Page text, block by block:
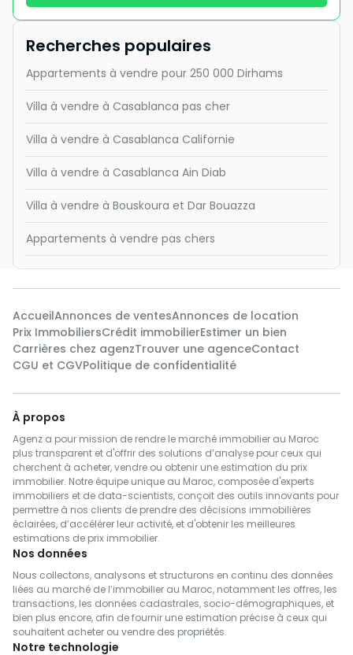
Recherches populaires
Appartements à vendre pour 250 000 Dirhams
Villa à vendre à Casablanca pas cher
Villa à vendre à Casablanca Californie
Villa à vendre à Casablanca Ain Diab
Villa à vendre à Bouskoura et Dar Bouazza
Appartements à vendre pas chers
AccueilAnnonces de ventesAnnonces de location
Prix ImmobiliersCrédit immobilierEstimer un bien
Carrières chez agenzTrouver une agenceContact
CGU et CGVPolitique de confidentialité
À propos
Agenz a pour mission de rendre le marché immobilier au Maroc
plus transparent et d'offrir des solutions d’analyse pour ceux qui
cherchent à acheter, vendre ou obtenir une estimation du prix
immobilier. Notre équipe unique au Maroc, composée d'experts
immobiliers et de data-scientists, conçoit des outils innovants pour
permettre à nos clients de prendre des décisions immobilières
éclairées, d’accélérer leur activité, et d'obtenir les meilleures
estimations de prix immobilier.
Nos données
Nous collectons, analysons et structurons en continu des données
liées au marché de l’immobilier au Maroc, notamment les offres, les
transactions, les données cadastrales, socio-démographiques, et
bien plus encore, afin de fournir une estimation précise à ceux qui
souhaitent acheter ou vendre des propriétés.
Notre technologie